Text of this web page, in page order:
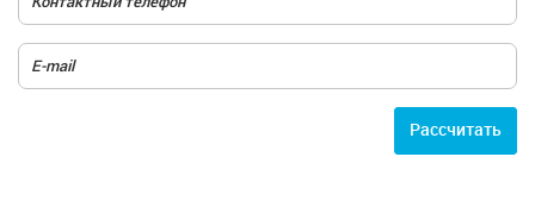
Расcчитать